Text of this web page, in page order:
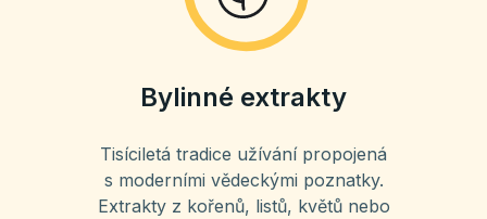
Bylinné extrakty
Tisíciletá tradice užívání propojená
s moderními vědeckými poznatky.
Extrakty z kořenů, listů, květů nebo